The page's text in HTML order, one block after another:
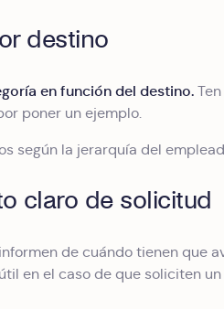
destino
en función del destino.
poner un ejemplo.
según la jerarquía del
claro de solicitud
de cuándo tienen que
en el caso de que soliciten